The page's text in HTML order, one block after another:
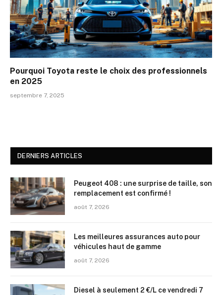
Pourquoi Toyota reste le choix des professionnels
en 2025
septembre 7, 2025
DERNIERS ARTICLES
Peugeot 408 : une surprise de taille, son
remplacement est confirmé !
août 7, 2026
Les meilleures assurances auto pour
véhicules haut de gamme
août 7, 2026
Diesel à seulement 2 €/L ce vendredi 7